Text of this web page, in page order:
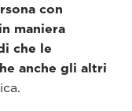
con
maniera
che le
anche gli altri